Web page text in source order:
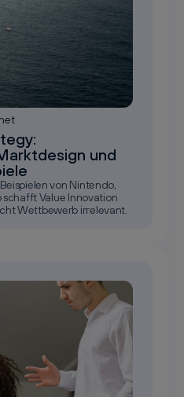
und
von Nintendo,
schafft Value Innovation
Wettbewerb irrelevant.